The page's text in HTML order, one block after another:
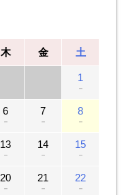
木 金 土
1
－
6
－
7
－
8
－
13
－
14
－
15
－
20
－
21
－
22
－